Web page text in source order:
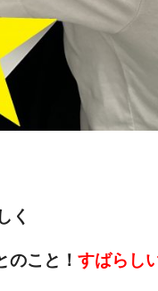
く
のこと！ すばらし